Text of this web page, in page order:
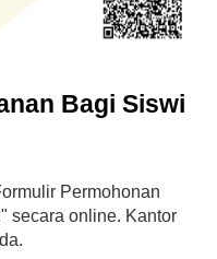
Bagi Siswi
Permohonan
secara online. Kantor